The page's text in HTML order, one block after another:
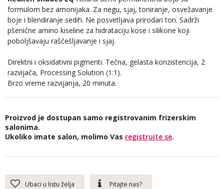
formulom bez amonijaka. Za negu, sjaj, toniranje, osvežavanje
boje i blendiranje sedih. Ne posvetljava prirodan ton. Sadrži
pšenične amino kiseline za hidrataciju kose i silikone koji
poboljšavaju raščešljavanje i sjaj.
Direktni i oksidativni pigmenti. Tečna, gelasta konzistencija, 2
razvijača, Processing Solution (1:1).
Brzo vreme razvijanja, 20 minuta.
Proizvod je dostupan samo registrovanim frizerskim
salonima.
Ukoliko imate salon, molimo Vas registrujte se.
Ubaci u listu želja Pitajte nas?